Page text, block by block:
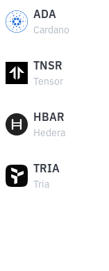
ADA
Cardano
TNSR
Tensor
HBAR
Hedera
TRIA
Tria